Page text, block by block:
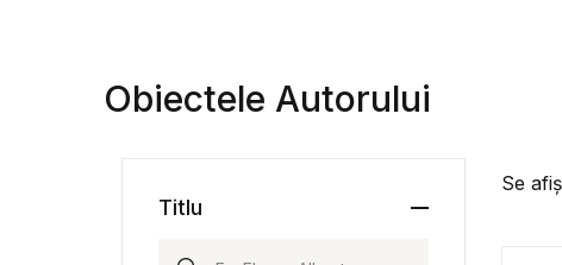
Obiectele Autorului
Se
Titlu